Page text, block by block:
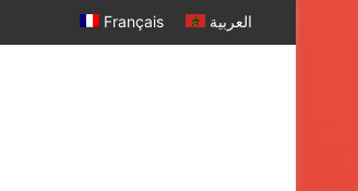
Français العربية